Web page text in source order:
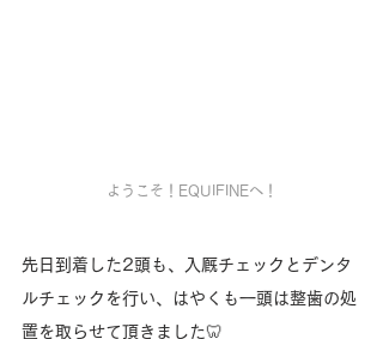
ようこそ！EQUIFINEへ！
先日到着した2頭も、入厩チェックとデンタ
ルチェックを行い、はやくも一頭は整歯の処
置を取らせて頂きました🦷